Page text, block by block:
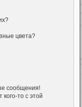
цвета?
сообщения!
то с этой